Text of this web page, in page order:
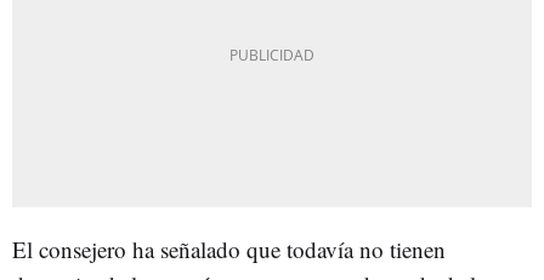
El consejero ha señalado que todavía no tienen